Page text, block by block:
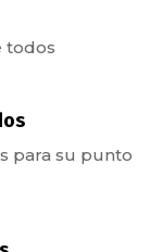
todos
para su punto